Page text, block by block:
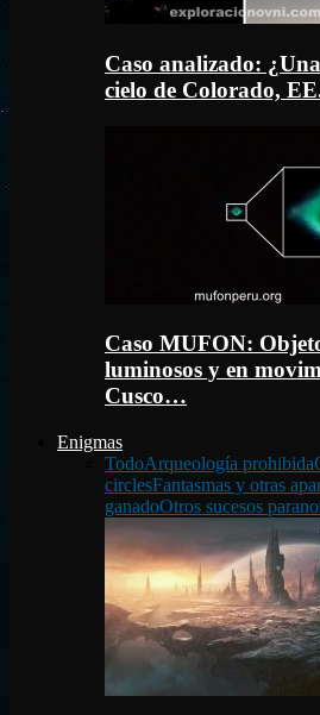
Caso analizado:
cielo de Colorado,
Caso MUFON:
luminosos y en
Cusco…
Enigmas
TodoArqueología prohibida
circlesFantasmas y otras
ganadoOtros sucesos